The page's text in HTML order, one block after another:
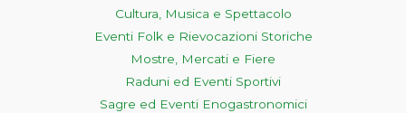
Cultura, Musica e Spettacolo
Eventi Folk e Rievocazioni Storiche
Mostre, Mercati e Fiere
Raduni ed Eventi Sportivi
Sagre ed Eventi Enogastronomici